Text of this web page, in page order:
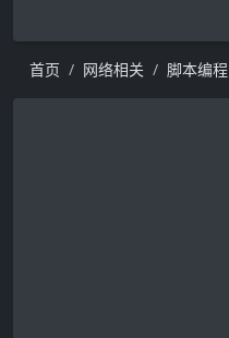
首页 网络相关 脚本编程